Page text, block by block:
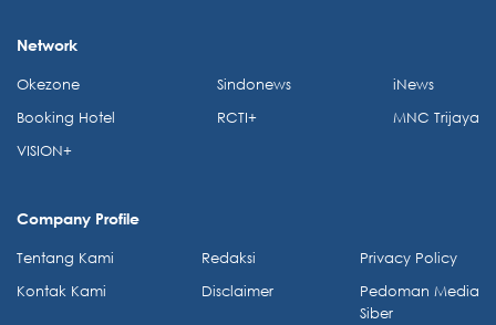
Network
Okezone
Booking Hotel
VISION+
Sindonews
RCTI+
iNews
MNC Trijaya
Company Profile
Tentang Kami
Kontak Kami
Redaksi
Disclaimer
Privacy Policy
Pedoman Media
Siber